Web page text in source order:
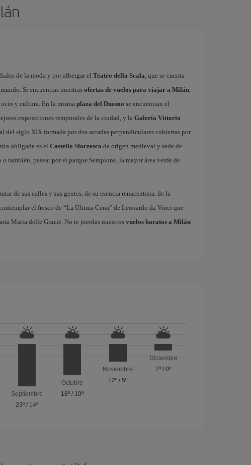
de la moda y por albergar el Teatro della Scala, que se cuenta
Si encuentras nuestras ofertas de vuelos para viajar a Milán,
y cultura. En la misma plaza del Duomo se encuentran el
exposiciones temporales de la ciudad, y la Galería Vittorio
del siglo XIX formada por dos arcadas perpendiculares cubiertas por
obligada es el Castello Sforzesco de origen medieval y sede de
también, pasear por el parque Sempione, la mayor área verde de
de sus calles y sus gentes, de su esencia renacentista, de la
el fresco de “La Última Cena” de Leonardo da Vinci que
Maria delle Grazie. No te pierdas nuestros vuelos baratos a Milán
Septiembre
23º/ 14º
Octubre
18º / 10º
Noviembre
12º/5º
Diciembre
7º/0º